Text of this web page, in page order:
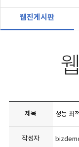
웹진게시판
제목 성능 최
작성자